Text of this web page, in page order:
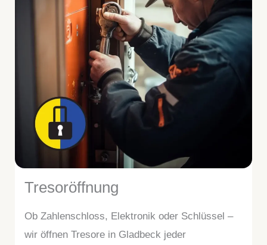
Tresoröffnung
Ob Zahlenschloss, Elektronik oder Schlüssel –
wir öffnen Tresore in Gladbeck jeder